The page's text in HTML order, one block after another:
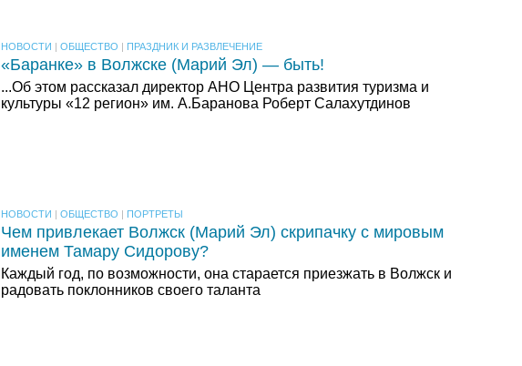
НОВОСТИ | ОБЩЕСТВО | ПРАЗДНИК И РАЗВЛЕЧЕНИЕ
«Баранке» в Волжске (Марий Эл) — быть!
...Об этом рассказал директор АНО Центра развития туризма и
культуры «12 регион» им. А.Баранова Роберт Салахутдинов
НОВОСТИ | ОБЩЕСТВО | ПОРТРЕТЫ
Чем привлекает Волжск (Марий Эл) скрипачку с мировым
именем Тамару Сидорову?
Каждый год, по возможности, она старается приезжать в Волжск и
радовать поклонников своего таланта